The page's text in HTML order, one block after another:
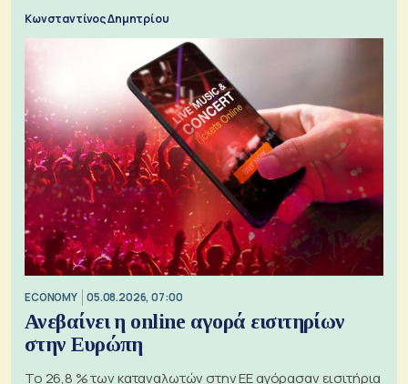
Κωνσταντίνος Δημητρίου
ECONOMY 05.08.2026, 07:00
Ανεβαίνει η online αγορά εισιτηρίων
στην Ευρώπη
Το 26,8 % των καταναλωτών στην ΕΕ αγόρασαν εισιτήρια